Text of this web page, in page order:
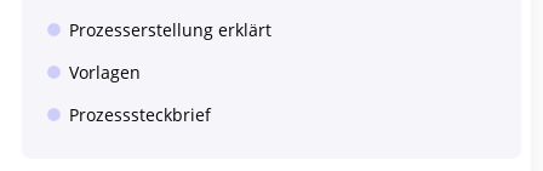
Prozesserstellung erklärt
Vorlagen
Prozesssteckbrief